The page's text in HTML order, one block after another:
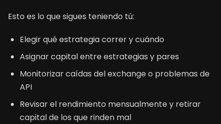
Esto es lo que sigues teniendo tú:
Elegir qué estrategia correr y cuándo
Asignar capital entre estrategias y pares
Monitorizar caídas del exchange o problemas de
API
Revisar el rendimiento mensualmente y retirar
capital de los que rinden mal